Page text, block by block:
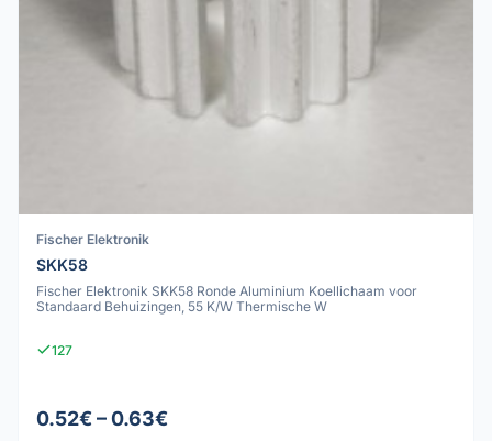
Fischer Elektronik
SKK58
Fischer Elektronik SKK58 Ronde Aluminium Koellichaam voor
Standaard Behuizingen, 55 K/W Thermische W
127
0.52€ – 0.63€